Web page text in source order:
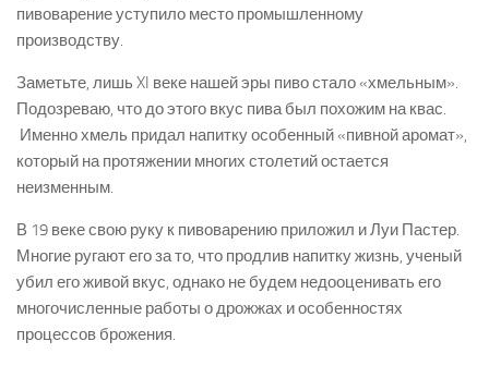
пивоварение уступило место промышленному
производству.
Заметьте, лишь XI веке нашей эры пиво стало «хмельным».
Подозреваю, что до этого вкус пива был похожим на квас.
Именно хмель придал напитку особенный «пивной аромат»,
который на протяжении многих столетий остается
неизменным.
В 19 веке свою руку к пивоварению приложил и Луи Пастер.
Многие ругают его за то, что продлив напитку жизнь, ученый
убил его живой вкус, однако не будем недооценивать его
многочисленные работы о дрожжах и особенностях
процессов брожения.